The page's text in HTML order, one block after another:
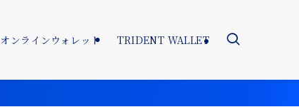
オンラインウォレット TRIDENT WALLET